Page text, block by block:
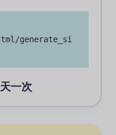
generate_si
一次